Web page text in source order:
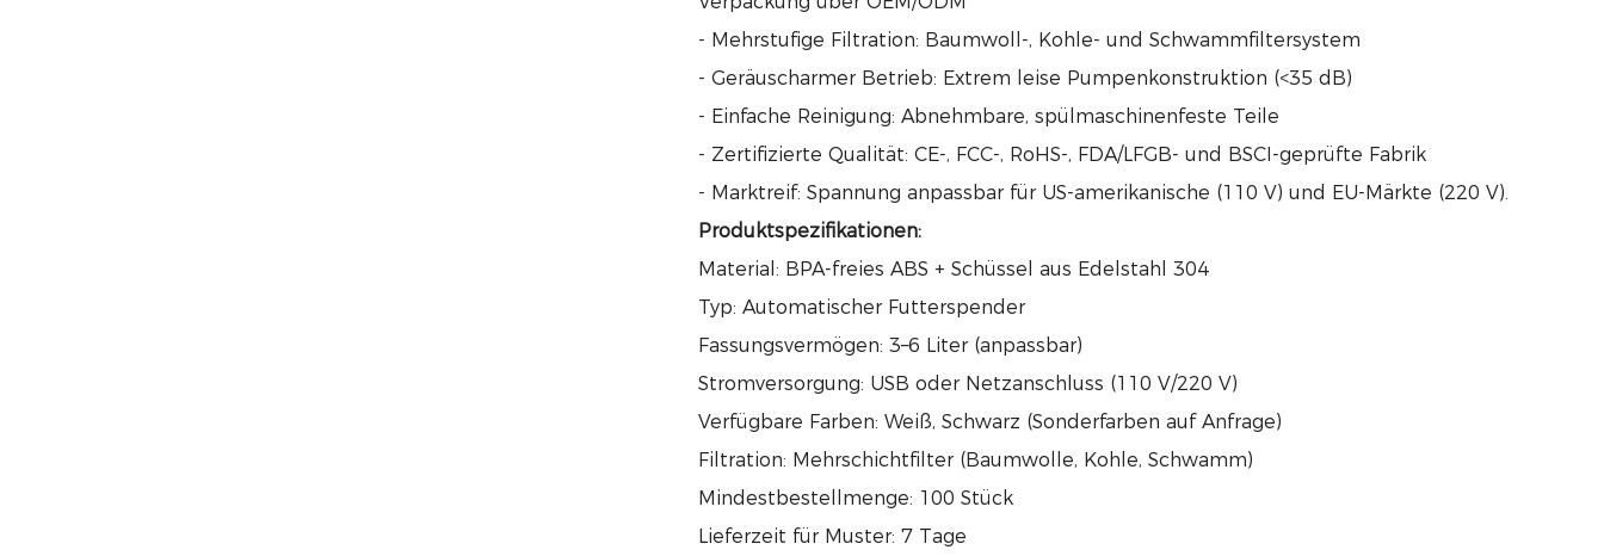
- Mehrstufige Filtration: Baumwoll-, Kohle- und Schwammfiltersystem
- Geräuscharmer Betrieb: Extrem leise Pumpenkonstruktion (<35 dB)
- Einfache Reinigung: Abnehmbare, spülmaschinenfeste Teile
- Zertifizierte Qualität: CE-, FCC-, RoHS-, FDA/LFGB- und BSCI-geprüfte Fabrik
- Marktreif: Spannung anpassbar für US-amerikanische (110 V) und EU-Märkte (220 V).
Produktspezifikationen:
Material: BPA-freies ABS + Schüssel aus Edelstahl 304
Typ: Automatischer Futterspender
Fassungsvermögen: 3–6 Liter (anpassbar)
Stromversorgung: USB oder Netzanschluss (110 V/220 V)
Verfügbare Farben: Weiß, Schwarz (Sonderfarben auf Anfrage)
Filtration: Mehrschichtfilter (Baumwolle, Kohle, Schwamm)
Mindestbestellmenge: 100 Stück
Lieferzeit für Muster: 7 Tage